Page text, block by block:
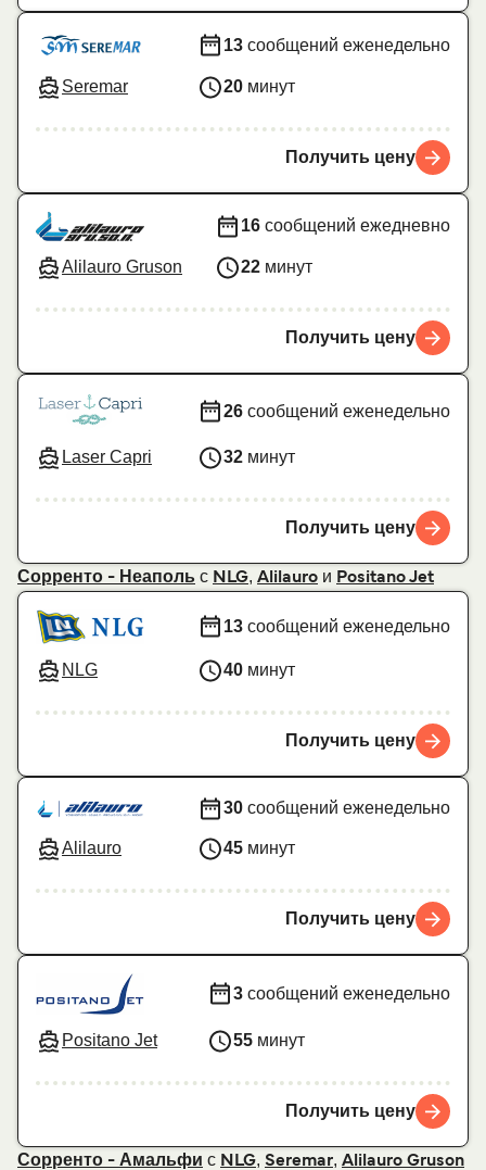
Seremar
13 сообщений еженедельно
20 минут
Получить цену
Alilauro Gruson
16 сообщений ежедневно
22 минут
Получить цену
Laser Capri
26 сообщений еженедельно
32 минут
Получить цену
Сорренто - Неаполь с NLG, Alilauro и Positano Jet
NLG
13 сообщений еженедельно
40 минут
Получить цену
Alilauro
30 сообщений еженедельно
45 минут
Получить цену
Positano Jet
3 сообщений еженедельно
55 минут
Получить цену
Сорренто - Амальфи с NLG, Seremar, Alilauro Gruson